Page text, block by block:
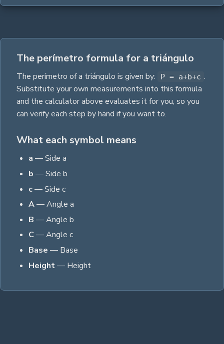
The perímetro formula for a triángulo
The perímetro of a triángulo is given by: P = a+b+c .
Substitute your own measurements into this formula
and the calculator above evaluates it for you, so you
can verify each step by hand if you want to.
What each symbol means
a —Side a
b —Side b
c—Side c
A—Angle a
B —Angle b
C —Angle c
Base — Base
Height— Height